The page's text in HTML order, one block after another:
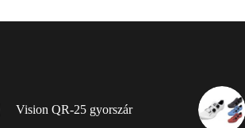
Vision QR-25 gyorszár